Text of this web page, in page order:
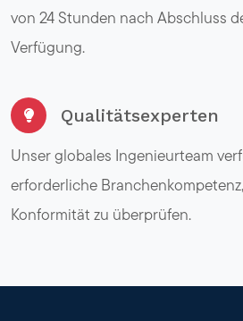
von 24 Stunden nach Abschluss
Verfügung.
Qualitätsexperten
Unser globales Ingenieurteam
erforderliche
Konformität zu überprüfen.